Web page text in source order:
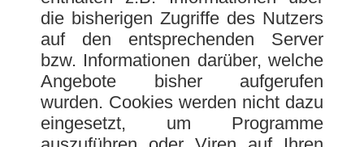
die bisherigen Zugriffe des Nutzers
auf den entsprechenden Server
bzw. Informationen darüber, welche
Angebote bisher aufgerufen
wurden. Cookies werden nicht dazu
eingesetzt, um Programme